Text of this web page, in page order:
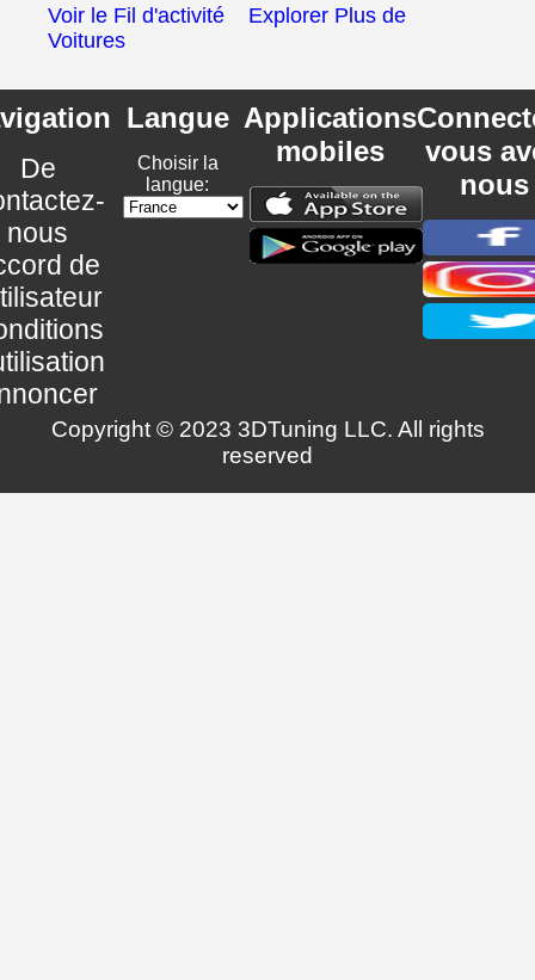
Voir le Fil d'activité
Explorer Plus de
Voitures
De
nous
de
Langue
Choisir la
langue:
Applications
mobiles
vous
nous
Copyright © 2023 3DTuning LLC. All rights
reserved